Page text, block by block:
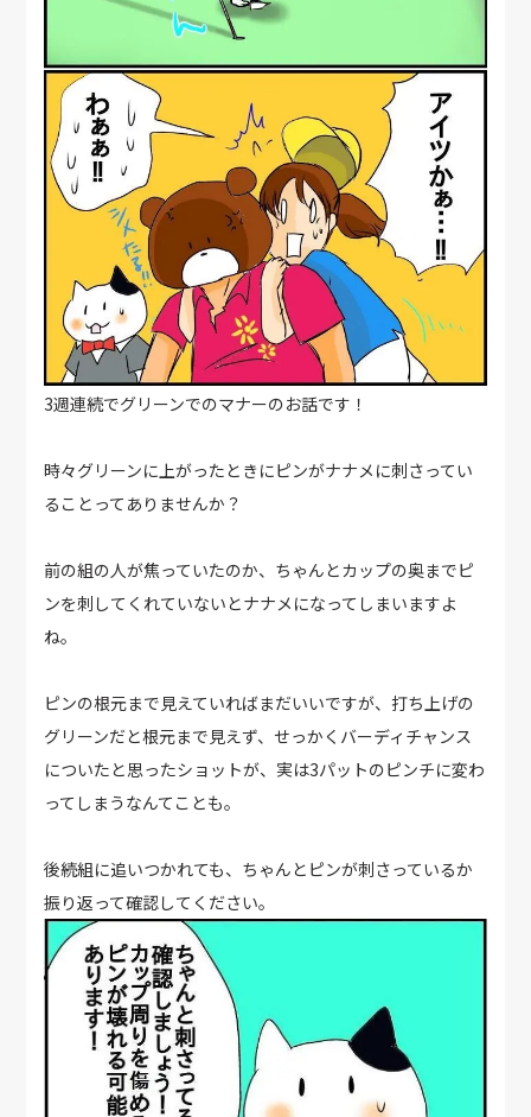
3週連続でグリーンでのマナーのお話です！
時々グリーンに上がったときにピンがナナメに刺さってい
ることってありませんか？
前の組の人が焦っていたのか、ちゃんとカップの奥までピ
ンを刺してくれていないとナナメになってしまいますよ
ね。
ピンの根元まで見えていればまだいいですが、打ち上げの
グリーンだと根元まで見えず、せっかくバーディチャンス
についたと思ったショットが、実は3パットのピンチに変わ
ってしまうなんてことも。
後続組に追いつかれても、ちゃんとピンが刺さっているか
振り返って確認してください。